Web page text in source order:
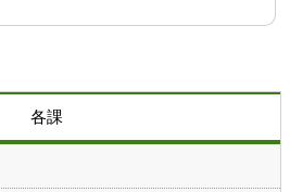
各課